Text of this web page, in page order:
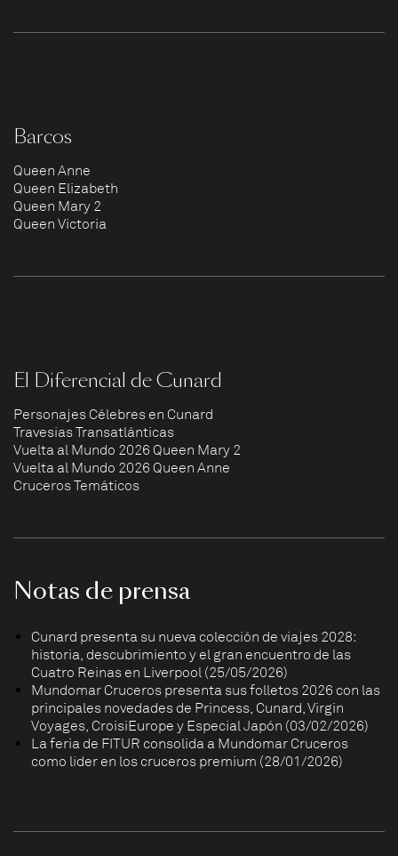
Barcos
Queen Anne
Queen Elizabeth
Queen Mary 2
Queen Victoria
El Diferencial de Cunard
Personajes Célebres en Cunard
Travesías Transatlánticas
Vuelta al Mundo 2026 Queen Mary 2
Vuelta al Mundo 2026 Queen Anne
Cruceros Temáticos
Notas de prensa
Cunard presenta su nueva colección de viajes 2028:
historia, descubrimiento y el gran encuentro de las
Cuatro Reinas en Liverpool (25/05/2026)
Mundomar Cruceros presenta sus folletos 2026 con las
principales novedades de Princess, Cunard, Virgin
Voyages, CroisiEurope y Especial Japón (03/02/2026)
La feria de FITUR consolida a Mundomar Cruceros
como líder en los cruceros premium (28/01/2026)